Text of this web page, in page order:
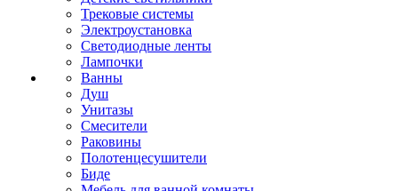
Трековые системы
Электроустановка
Светодиодные ленты
Лампочки
Ванны
Душ
Унитазы
Смесители
Раковины
Полотенцесушители
Биде